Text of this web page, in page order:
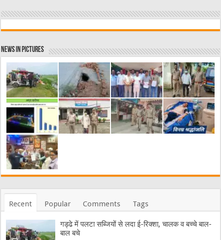
News in Pictures
Recent Popular Comments Tags
गड्ढे में पलटा सब्जियों से लदा ई-रिक्शा, चालक व बच्चे बाल-
बाल बचे